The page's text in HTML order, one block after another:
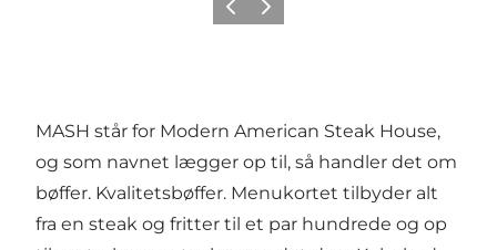
ForrigeNæste
MASH står for Modern American Steak House,
og som navnet lægger op til, så handler det om
bøffer. Kvalitetsbøffer. Menukortet tilbyder alt
fra en steak og fritter til et par hundrede og op